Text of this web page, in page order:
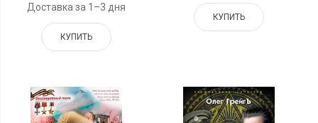
Доставка за 1–3 дня
КУПИТЬ
КУПИТЬ